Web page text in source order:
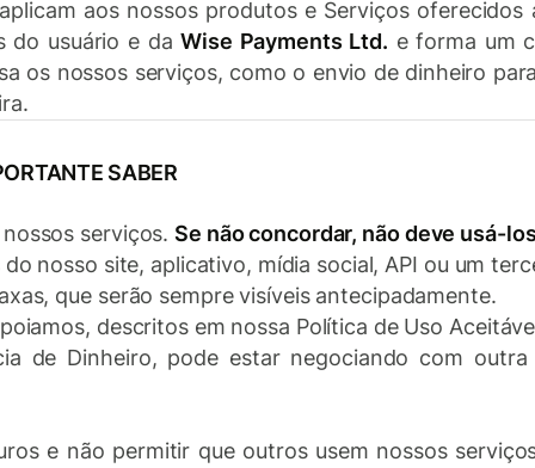
aos nossos produtos e Serviços oferecidos
do usuário e daWise Payments Ltd. e forma um
os nossos serviços, como o envio de dinheiro
SABER
serviços.Se não concordar, não deve usá-
nosso site, aplicativo, mídia social, API ou um
que serão sempre visíveis antecipadamente.
descritos em nossa Política de Uso
de Dinheiro, pode estar negociando com outra
e não permitir que outros usem nossos